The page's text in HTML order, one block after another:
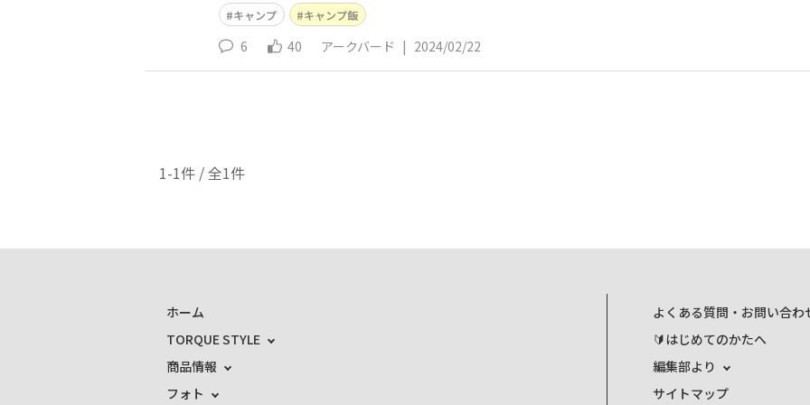
キャンプ キャンプ飯
6 40 アークバード | 2024/02/22
1-1件 / 全1件
ホーム
TORQUE STYLE
商品情報
フォト
よくある質問・お問い合わ
🔰はじめてのかたへ
編集部より
サイトマップ